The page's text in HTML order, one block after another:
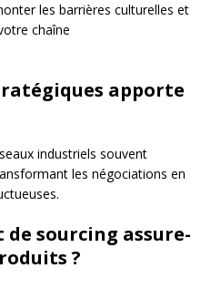
les barrières culturelles et
chaîne
apporte
industriels souvent
les négociations en
sourcing assure-
?